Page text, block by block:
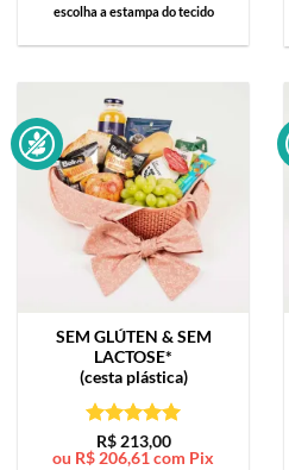
escolha a estampa do tecido
SEM GLÚTEN & SEM
LACTOSE*
(cesta plástica)
Avaliação5
de 5
R$213,00
ou R$ 206,61 com Pix